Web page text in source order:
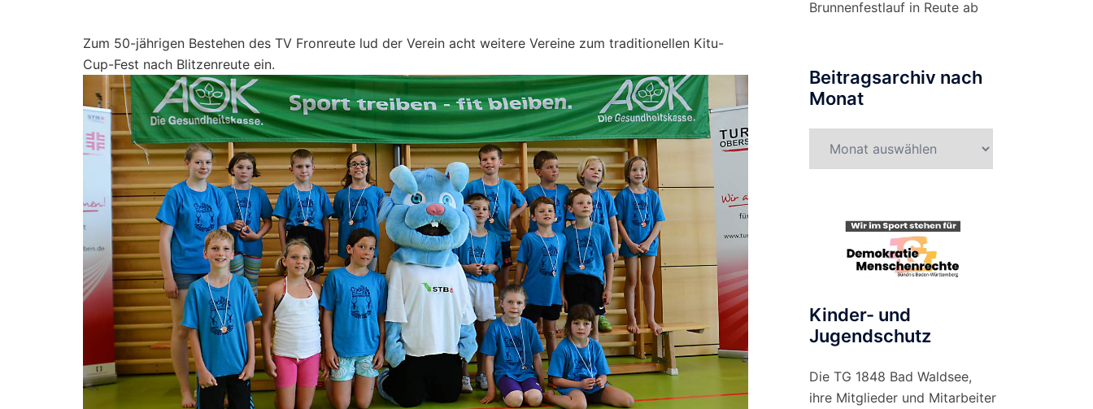
Zum 50-jährigen Bestehen des TV Fronreute lud der Verein acht weitere Vereine zum traditionellen Kitu-
Cup-Fest nach Blitzenreute ein.
Brunnenfestlauf in Reute ab
Beitragsarchiv nach
Monat
nach
Kinder- und
Jugendschutz
Die TG 1848 Bad Waldsee,
ihre Mitglieder und Mitarbeiter